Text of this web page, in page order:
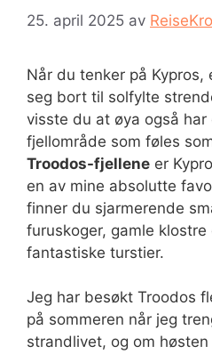
25. april 2025 av
Når du tenker på
seg bort til solfylte
visste du at øya også har
fjellområde som føles
Troodos-fjellene er
en av mine absolutte
finner du sjarmerende
furuskoger, gamle
fantastiske turstier.
Jeg har besøkt Troodos
på sommeren når jeg
strandlivet, og om